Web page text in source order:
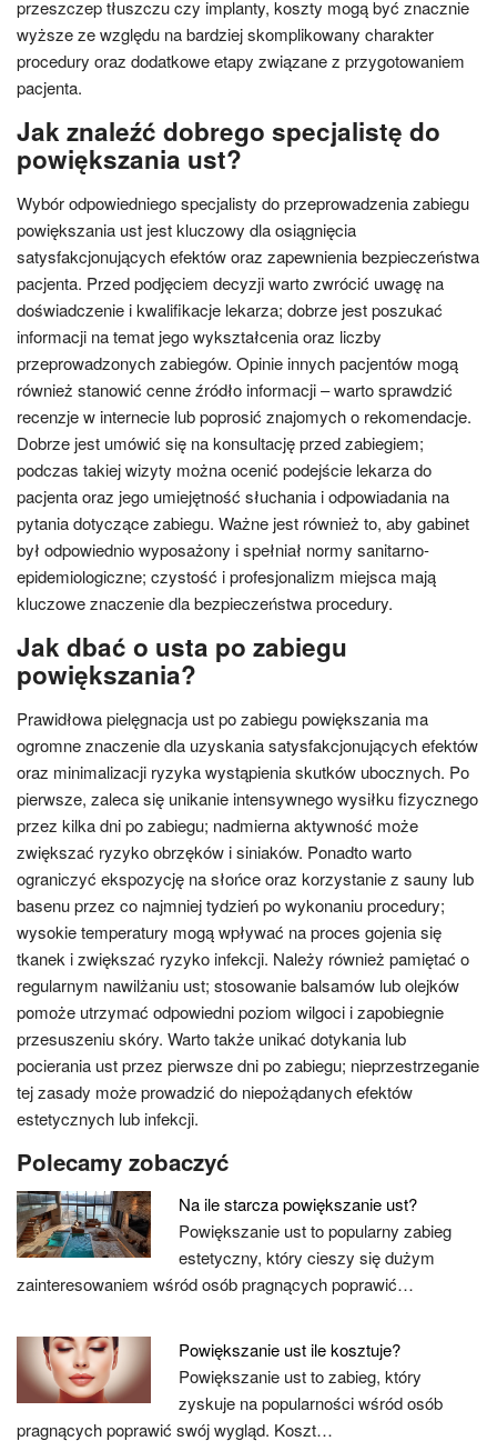
przeszczep tłuszczu czy implanty, koszty mogą być znacznie
wyższe ze względu na bardziej skomplikowany charakter
procedury oraz dodatkowe etapy związane z przygotowaniem
pacjenta.
Jak znaleźć dobrego specjalistę do
powiększania ust?
Wybór odpowiedniego specjalisty do przeprowadzenia zabiegu
powiększania ust jest kluczowy dla osiągnięcia
satysfakcjonujących efektów oraz zapewnienia bezpieczeństwa
pacjenta. Przed podjęciem decyzji warto zwrócić uwagę na
doświadczenie i kwalifikacje lekarza; dobrze jest poszukać
informacji na temat jego wykształcenia oraz liczby
przeprowadzonych zabiegów. Opinie innych pacjentów mogą
również stanowić cenne źródło informacji – warto sprawdzić
recenzje w internecie lub poprosić znajomych o rekomendacje.
Dobrze jest umówić się na konsultację przed zabiegiem;
podczas takiej wizyty można ocenić podejście lekarza do
pacjenta oraz jego umiejętność słuchania i odpowiadania na
pytania dotyczące zabiegu. Ważne jest również to, aby gabinet
był odpowiednio wyposażony i spełniał normy sanitarno-
epidemiologiczne; czystość i profesjonalizm miejsca mają
kluczowe znaczenie dla bezpieczeństwa procedury.
Jak dbać o usta po zabiegu
powiększania?
Prawidłowa pielęgnacja ust po zabiegu powiększania ma
ogromne znaczenie dla uzyskania satysfakcjonujących efektów
oraz minimalizacji ryzyka wystąpienia skutków ubocznych. Po
pierwsze, zaleca się unikanie intensywnego wysiłku fizycznego
przez kilka dni po zabiegu; nadmierna aktywność może
zwiększać ryzyko obrzęków i siniaków. Ponadto warto
ograniczyć ekspozycję na słońce oraz korzystanie z sauny lub
basenu przez co najmniej tydzień po wykonaniu procedury;
wysokie temperatury mogą wpływać na proces gojenia się
tkanek i zwiększać ryzyko infekcji. Należy również pamiętać o
regularnym nawilżaniu ust; stosowanie balsamów lub olejków
pomoże utrzymać odpowiedni poziom wilgoci i zapobiegnie
przesuszeniu skóry. Warto także unikać dotykania lub
pocierania ust przez pierwsze dni po zabiegu; nieprzestrzeganie
tej zasady może prowadzić do niepożądanych efektów
estetycznych lub infekcji.
Polecamy zobaczyć
Na ile starcza powiększanie ust?
Powiększanie ust to popularny zabieg
estetyczny, który cieszy się dużym
zainteresowaniem wśród osób pragnących poprawić…
Powiększanie ust ile kosztuje?
Powiększanie ust to zabieg, który
zyskuje na popularności wśród osób
pragnących poprawić swój wygląd. Koszt…